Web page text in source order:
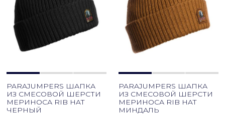
PARAJUMPERS ШАПКА
ИЗ СМЕСОВОЙ ШЕРСТИ
МЕРИНОСА RIB HAT
ЧЕРНЫЙ
PARAJUMPERS ШАПКА
ИЗ СМЕСОВОЙ ШЕРСТИ
МЕРИНОСА RIB HAT
МИНДАЛЬ